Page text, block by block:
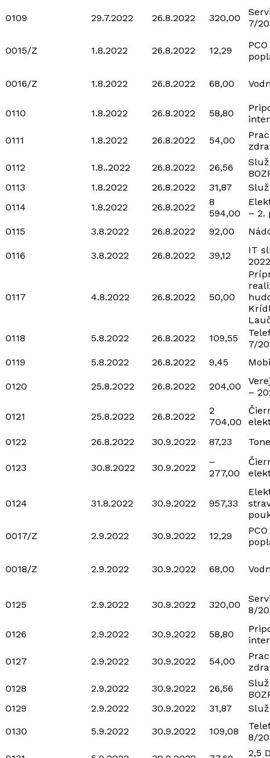
0109 29.7.2022 26.8.2022 320,00
7/
0015/Z 1.8.2022 26.8.2022 12,29
0016/Z 1.8.2022 26.8.2022 68,00
0110 1.8.2022 26.8.2022 58,80
0111
1.8.2022 26.8.2022 54,00
0112
1.8..2022 26.8.2022 26,56
0113
1.8.2022 26.8.2022 31,87
0114
1.8.2022 26.8.2022
8
594,00
– 2.
0115
3.8.2022 26.8.2022 92,00
0116 3.8.2022 26.8.2022 39,12
IT
2022
0117 4.8.2022 26.8.2022 50,00
0118
5.8.2022 26.8.2022 109,55
7/
0119
5.8.2022 26.8.2022 9,45
0120 25.8.2022 26.8.2022 204,00
–
0121 25.8.2022 26.8.2022
2
704,00
0122
26.8.2022 30.9.2022 87,23
0123 30.8.2022 30.9.2022
–
277,00
0124 31.8.2022 30.9.2022 957,33
0017/Z
2.9.2022 30.9.2022 12,29
0018/Z 2.9.2022 30.9.2022 68,00
0125 2.9.2022 30.9.2022 320,00
8/
0126 2.9.2022 30.9.2022 58,80
0127
2.9.2022 30.9.2022 54,00
0128
2.9.2022 30.9.2022 26,56
0129
2.9.2022 30.9.2022 31,87
0130
5.9.2022 30.9.2022 109,08
8/
2,5